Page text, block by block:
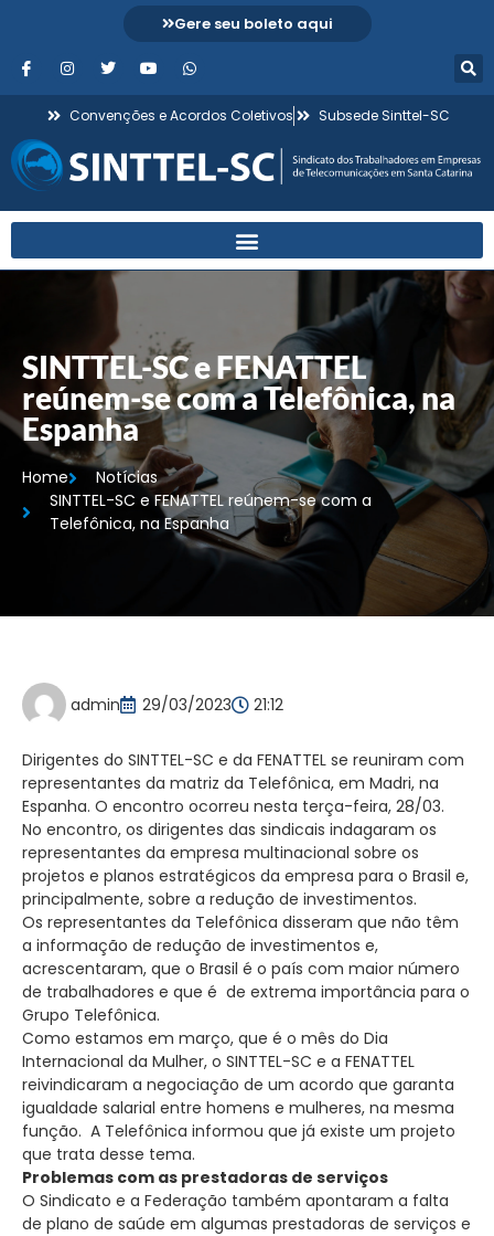
Gere seu boleto aqui
Convenções e Acordos Coletivos Subsede Sinttel-SC
SINTTEL-SC e FENATTEL
reúnem-se com a Telefônica, na
Espanha
Home
Notícias
SINTTEL-SC e FENATTEL reúnem-se com a
Telefônica, na Espanha
admin 29/03/2023 21:12
Dirigentes do SINTTEL-SC e da FENATTEL se reuniram com
representantes da matriz da Telefônica, em Madri, na
Espanha. O encontro ocorreu nesta terça-feira, 28/03.
No encontro, os dirigentes das sindicais indagaram os
representantes da empresa multinacional sobre os
projetos e planos estratégicos da empresa para o Brasil e,
principalmente, sobre a redução de investimentos.
Os representantes da Telefônica disseram que não têm
a informação de redução de investimentos e,
acrescentaram, que o Brasil é o país com maior número
de trabalhadores e que é de extrema importância para o
Grupo Telefônica.
Como estamos em março, que é o mês do Dia
Internacional da Mulher, o SINTTEL-SC e a FENATTEL
reivindicaram a negociação de um acordo que garanta
igualdade salarial entre homens e mulheres, na mesma
função. A Telefônica informou que já existe um projeto
que trata desse tema.
Problemas com as prestadoras de serviços
O Sindicato e a Federação também apontaram a falta
de plano de saúde em algumas prestadoras de serviços e